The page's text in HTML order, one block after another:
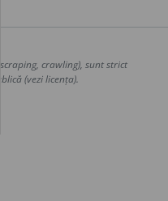
crawling), sunt strict
(vezi licența).